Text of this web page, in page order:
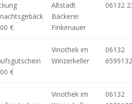
€
Altstadt
Bäckerei
Finkenauer
06132
€
Vinothek im
Winzerkeller
06132
Vinothek im
06132